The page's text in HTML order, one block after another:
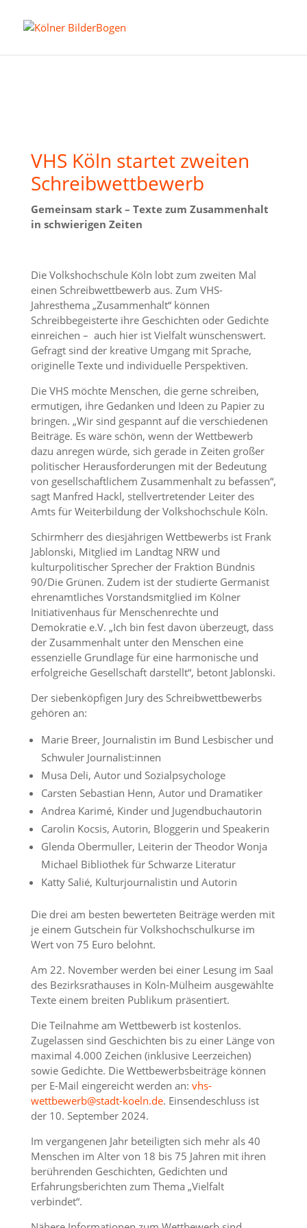
VHS Köln startet zweiten
Schreibwettbewerb
Gemeinsam stark – Texte zum Zusammenhalt
in schwierigen Zeiten
Die Volkshochschule Köln lobt zum zweiten Mal
einen Schreibwettbewerb aus. Zum VHS-
Jahresthema „Zusammenhalt“ können
Schreibbegeisterte ihre Geschichten oder Gedichte
einreichen – auch hier ist Vielfalt wünschenswert.
Gefragt sind der kreative Umgang mit Sprache,
originelle Texte und individuelle Perspektiven.
Die VHS möchte Menschen, die gerne schreiben,
ermutigen, ihre Gedanken und Ideen zu Papier zu
bringen. „Wir sind gespannt auf die verschiedenen
Beiträge. Es wäre schön, wenn der Wettbewerb
dazu anregen würde, sich gerade in Zeiten großer
politischer Herausforderungen mit der Bedeutung
von gesellschaftlichem Zusammenhalt zu befassen“,
sagt Manfred Hackl, stellvertretender Leiter des
Amts für Weiterbildung der Volkshochschule Köln.
Schirmherr des diesjährigen Wettbewerbs ist Frank
Jablonski, Mitglied im Landtag NRW und
kulturpolitischer Sprecher der Fraktion Bündnis
90/Die Grünen. Zudem ist der studierte Germanist
ehrenamtliches Vorstandsmitglied im Kölner
Initiativenhaus für Menschenrechte und
Demokratie e.V. „Ich bin fest davon überzeugt, dass
der Zusammenhalt unter den Menschen eine
essenzielle Grundlage für eine harmonische und
erfolgreiche Gesellschaft darstellt“, betont Jablonski.
Der siebenköpfigen Jury des Schreibwettbewerbs
gehören an:
Marie Breer, Journalistin im Bund Lesbischer und
Schwuler Journalist:innen
Musa Deli, Autor und Sozialpsychologe
Carsten Sebastian Henn, Autor und Dramatiker
Andrea Karimé, Kinder und Jugendbuchautorin
Carolin Kocsis, Autorin, Bloggerin und Speakerin
Glenda Obermuller, Leiterin der Theodor Wonja
Michael Bibliothek für Schwarze Literatur
Katty Salié, Kulturjournalistin und Autorin
Die drei am besten bewerteten Beiträge werden mit
je einem Gutschein für Volkshochschulkurse im
Wert von 75 Euro belohnt.
Am 22. November werden bei einer Lesung im Saal
des Bezirksrathauses in Köln-Mülheim ausgewählte
Texte einem breiten Publikum präsentiert.
Die Teilnahme am Wettbewerb ist kostenlos.
Zugelassen sind Geschichten bis zu einer Länge von
maximal 4.000 Zeichen (inklusive Leerzeichen)
sowie Gedichte. Die Wettbewerbsbeiträge können
per E-Mail eingereicht werden an: vhs-
wettbewerb@stadt-koeln.de. Einsendeschluss ist
der 10. September 2024.
Im vergangenen Jahr beteiligten sich mehr als 40
Menschen im Alter von 18 bis 75 Jahren mit ihren
berührenden Geschichten, Gedichten und
Erfahrungsberichten zum Thema „Vielfalt
verbindet“.